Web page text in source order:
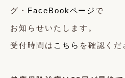
グ・ FaceBookページ で
お知らせいたします。
受付時間は こちら を確認くだ